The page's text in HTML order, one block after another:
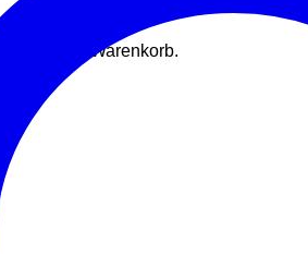
im Warenkorb.